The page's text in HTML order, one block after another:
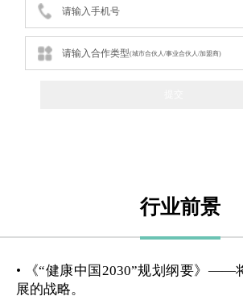
请输入手机号
请输入合作类型(城市合伙人/事业合伙人/加盟商)
行业前景
• 《“健康中国2030”规划纲要》——
展的战略。